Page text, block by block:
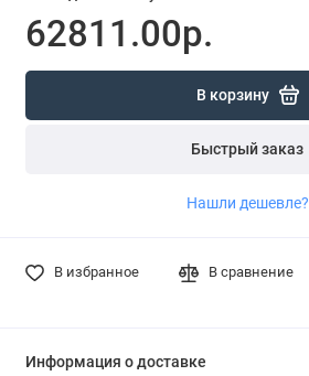
62811.00р.
В корзину
Быстрый заказ
Нашли дешевле?
В избранное В сравнение
Информация о доставке